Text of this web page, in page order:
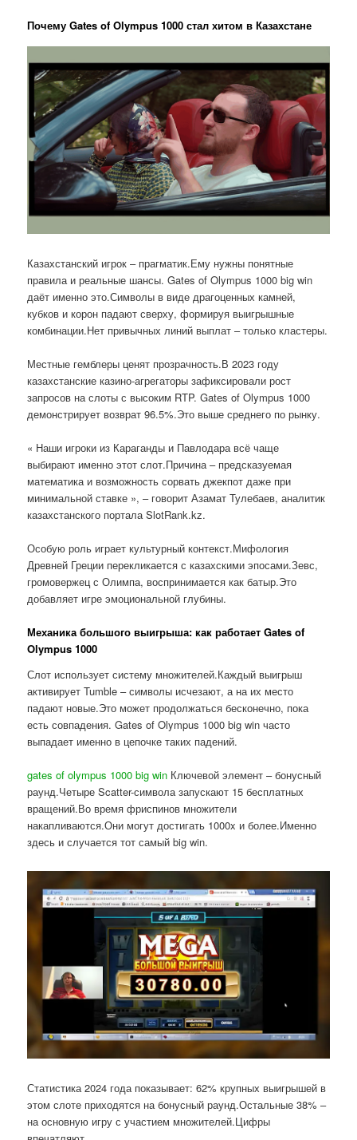
Почему Gates of Olympus 1000 стал хитом в Казахстане
Казахстанский игрок – прагматик.Ему нужны понятные
правила и реальные шансы. Gates of Olympus 1000 big win
даёт именно это.Символы в виде драгоценных камней,
кубков и корон падают сверху, формируя выигрышные
комбинации.Нет привычных линий выплат – только кластеры.
Местные гемблеры ценят прозрачность.В 2023 году
казахстанские казино-агрегаторы зафиксировали рост
запросов на слоты с высоким RTP. Gates of Olympus 1000
демонстрирует возврат 96.5%.Это выше среднего по рынку.
« Наши игроки из Караганды и Павлодара всё чаще
выбирают именно этот слот.Причина – предсказуемая
математика и возможность сорвать джекпот даже при
минимальной ставке », – говорит Азамат Тулебаев, аналитик
казахстанского портала SlotRank.kz.
Особую роль играет культурный контекст.Мифология
Древней Греции перекликается с казахскими эпосами.Зевс,
громовержец с Олимпа, воспринимается как батыр.Это
добавляет игре эмоциональной глубины.
Механика большого выигрыша: как работает Gates of
Olympus 1000
Слот использует систему множителей.Каждый выигрыш
активирует Tumble – символы исчезают, а на их место
падают новые.Это может продолжаться бесконечно, пока
есть совпадения. Gates of Olympus 1000 big win часто
выпадает именно в цепочке таких падений.
gates of olympus 1000 big win Ключевой элемент – бонусный
раунд.Четыре Scatter-символа запускают 15 бесплатных
вращений.Во время фриспинов множители
накапливаются.Они могут достигать 1000x и более.Именно
здесь и случается тот самый big win.
Статистика 2024 года показывает: 62% крупных выигрышей в
этом слоте приходятся на бонусный раунд.Остальные 38% –
на основную игру с участием множителей.Цифры